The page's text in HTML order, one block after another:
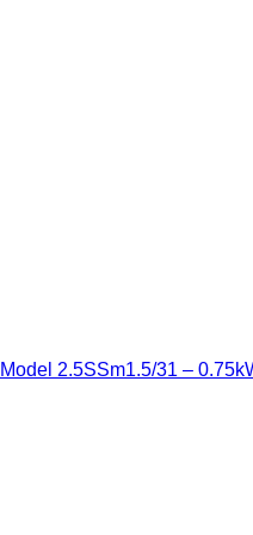
2.5SSm1.5/31 –